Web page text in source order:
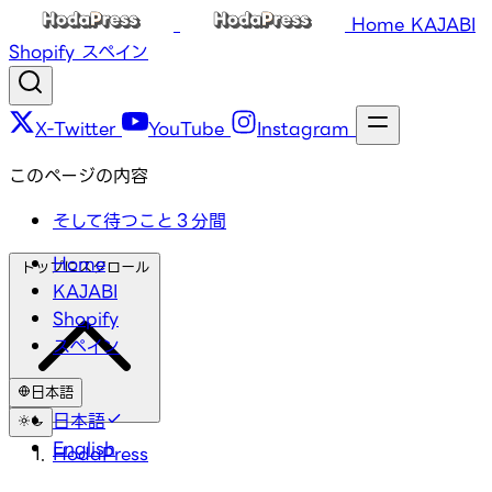
Home KAJABI
Shopify スペイン
X-Twitter YouTube Instagram
Home
KAJABI
Shopify
スペイン
日本語
日本語
English
このページの内容
そして待つこと３分間
トップにスクロール
HodaPress